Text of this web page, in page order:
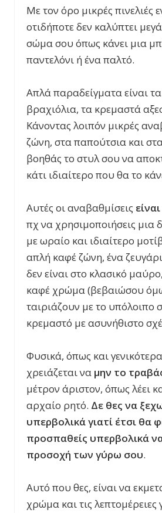
Με τον όρο μικρές πινελιές
οτιδήποτε δεν καλύπτει
σώμα σου όπως κάνει μια
παντελόνι ή ένα παλτό.
Απλά παραδείγματα είναι
βραχιόλια, τα κρεμαστά
Κάνοντας λοιπόν μικρές
ζώνη, στα παπούτσια και
βοηθάς το στυλ σου να
κάτι ιδιαίτερο που θα το
Αυτές οι αναβαθμίσεις
πχ να χρησιμοποιήσεις μια
με ωραίο και ιδιαίτερο
απλή καφέ ζώνη, ένα
δεν είναι στο κλασικό
καφέ χρώμα (βεβαιώσου
ταιριάζουν με το υπόλοιπο
κρεμαστό με ασυνήθιστο
Φυσικά, όπως και
χρειάζεται να μην το
μέτρον άριστον, όπως λέει
αρχαίο ρητό. Δε θες να
υπερβολικά γιατί έτσι θα
προσπαθείς υπερβολικά
προσοχή των γύρω σου.
Αυτό που θες, είναι να
χρώμα και τις λεπτομέρειες